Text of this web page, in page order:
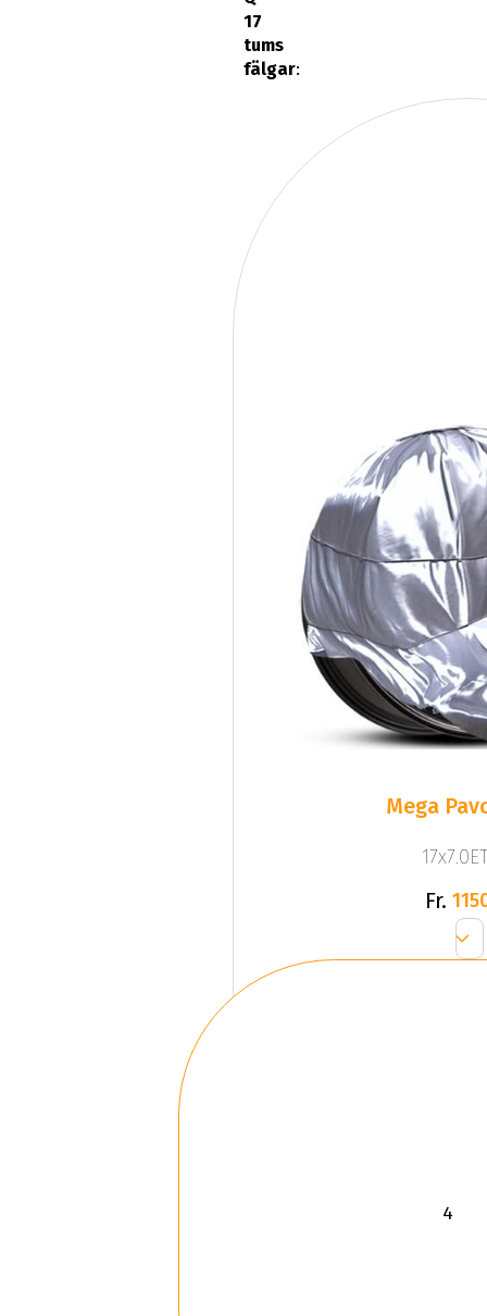
17
tums
fälgar:
Mega
Fr.